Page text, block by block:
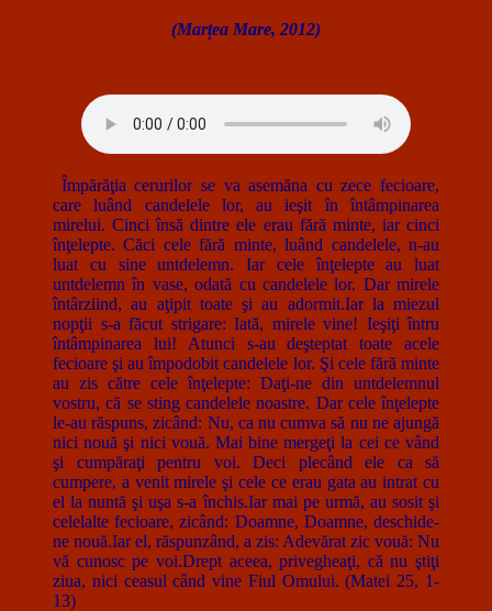
(Marțea Mare, 2012)
Împărăţia cerurilor se va asemăna cu zece fecioare,
care luând candelele lor, au ieşit în întâmpinarea
mirelui. Cinci însă dintre ele erau fără minte, iar cinci
înţelepte. Căci cele fără minte, luând candelele, n-au
luat cu sine untdelemn. Iar cele înţelepte au luat
untdelemn în vase, odată cu candelele lor. Dar mirele
întârziind, au aţipit toate şi au adormit.Iar la miezul
nopţii s-a făcut strigare: Iată, mirele vine! Ieşiţi întru
întâmpinarea lui! Atunci s-au deşteptat toate acele
fecioare şi au împodobit candelele lor. Şi cele fără minte
au zis către cele înţelepte: Daţi-ne din untdelemnul
vostru, că se sting candelele noastre. Dar cele înţelepte
le-au răspuns, zicând: Nu, ca nu cumva să nu ne ajungă
nici nouă şi nici vouă. Mai bine mergeţi la cei ce vând
şi cumpăraţi pentru voi. Deci plecând ele ca să
cumpere, a venit mirele şi cele ce erau gata au intrat cu
el la nuntă şi uşa s-a închis.Iar mai pe urmă, au sosit şi
celelalte fecioare, zicând: Doamne, Doamne, deschide-
ne nouă.Iar el, răspunzând, a zis: Adevărat zic vouă: Nu
vă cunosc pe voi.Drept aceea, privegheaţi, că nu ştiţi
ziua, nici ceasul când vine Fiul Omului. (Matei 25, 1-
13)